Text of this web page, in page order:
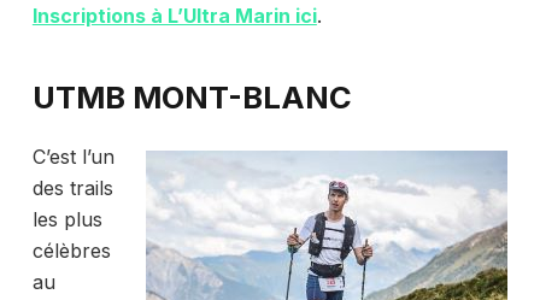
Inscriptions à L’Ultra Marin ici.
UTMB MONT-BLANC
C’est l’un
des trails
les plus
célèbres
au